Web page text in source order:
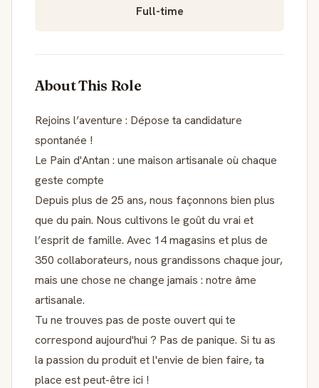
Full-time
About This Role
Rejoins l’aventure : Dépose ta candidature
spontanée !
Le Pain d'Antan : une maison artisanale où chaque
geste compte
Depuis plus de 25 ans, nous façonnons bien plus
que du pain. Nous cultivons le goût du vrai et
l’esprit de famille. Avec 14 magasins et plus de
350 collaborateurs, nous grandissons chaque jour,
mais une chose ne change jamais : notre âme
artisanale.
Tu ne trouves pas de poste ouvert qui te
correspond aujourd'hui ? Pas de panique. Si tu as
la passion du produit et l'envie de bien faire, ta
place est peut-être ici !